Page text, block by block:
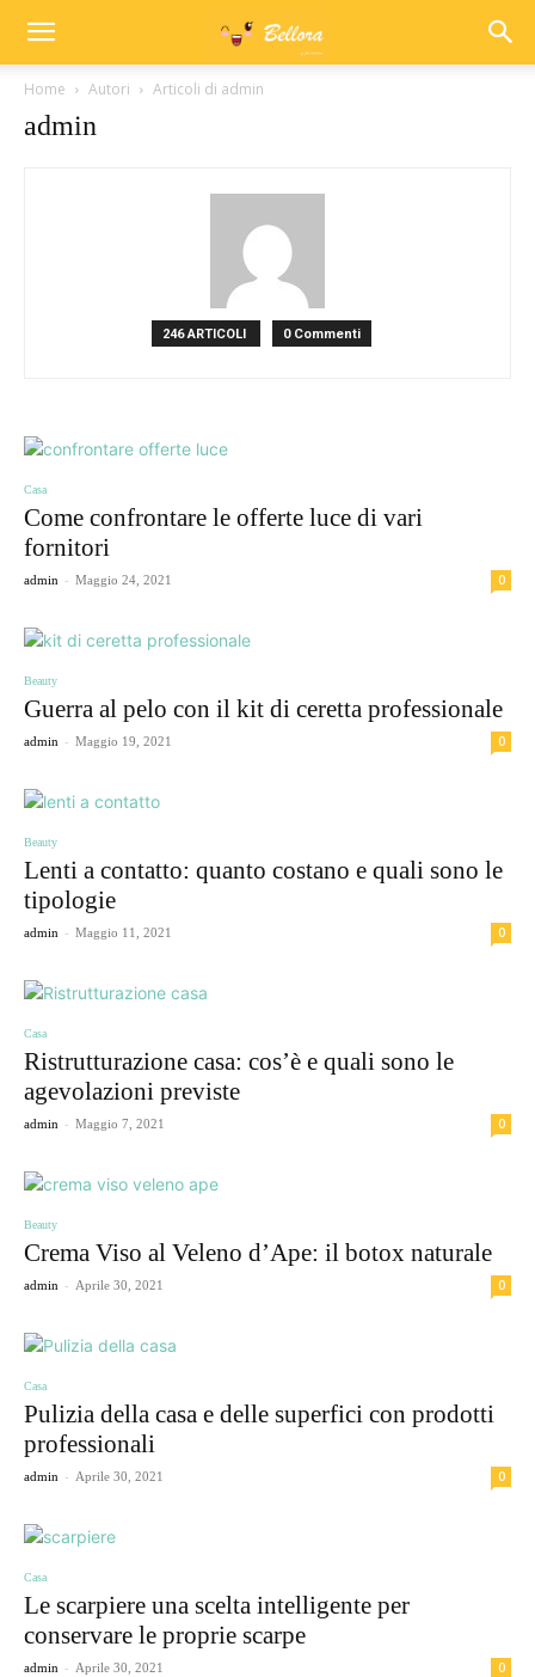
Home Autori Articoli di admin
admin
246 ARTICOLI 0 Commenti
Casa
Come confrontare le offerte luce di vari
fornitori
admin - Maggio 24, 2021 0
Beauty
Guerra al pelo con il kit di ceretta professionale
admin - Maggio 19, 2021 0
Beauty
Lenti a contatto: quanto costano e quali sono le
tipologie
admin - Maggio 11, 2021 0
Casa
Ristrutturazione casa: cos’è e quali sono le
agevolazioni previste
admin - Maggio 7, 2021 0
Beauty
Crema Viso al Veleno d’Ape: il botox naturale
admin - Aprile 30, 2021 0
Casa
Pulizia della casa e delle superfici con prodotti
professionali
admin - Aprile 30, 2021 0
Casa
Le scarpiere una scelta intelligente per
conservare le proprie scarpe
admin - Aprile 30, 2021 0